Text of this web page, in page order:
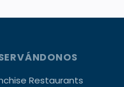
Restaurants